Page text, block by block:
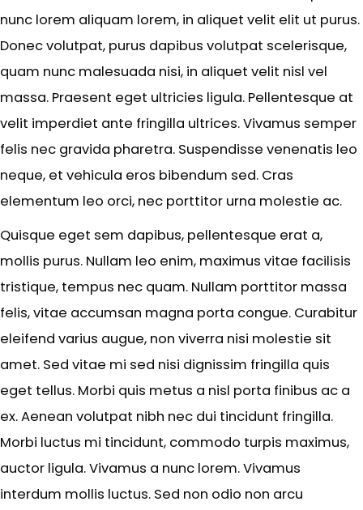
nunc lorem aliquam lorem, in aliquet velit elit ut purus.
Donec volutpat, purus dapibus volutpat scelerisque,
quam nunc malesuada nisi, in aliquet velit nisl vel
massa. Praesent eget ultricies ligula. Pellentesque at
velit imperdiet ante fringilla ultrices. Vivamus semper
felis nec gravida pharetra. Suspendisse venenatis leo
neque, et vehicula eros bibendum sed. Cras
elementum leo orci, nec porttitor urna molestie ac.
Quisque eget sem dapibus, pellentesque erat a,
mollis purus. Nullam leo enim, maximus vitae facilisis
tristique, tempus nec quam. Nullam porttitor massa
felis, vitae accumsan magna porta congue. Curabitur
eleifend varius augue, non viverra nisi molestie sit
amet. Sed vitae mi sed nisi dignissim fringilla quis
eget tellus. Morbi quis metus a nisl porta finibus ac a
ex. Aenean volutpat nibh nec dui tincidunt fringilla.
Morbi luctus mi tincidunt, commodo turpis maximus,
auctor ligula. Vivamus a nunc lorem. Vivamus
interdum mollis luctus. Sed non odio non arcu